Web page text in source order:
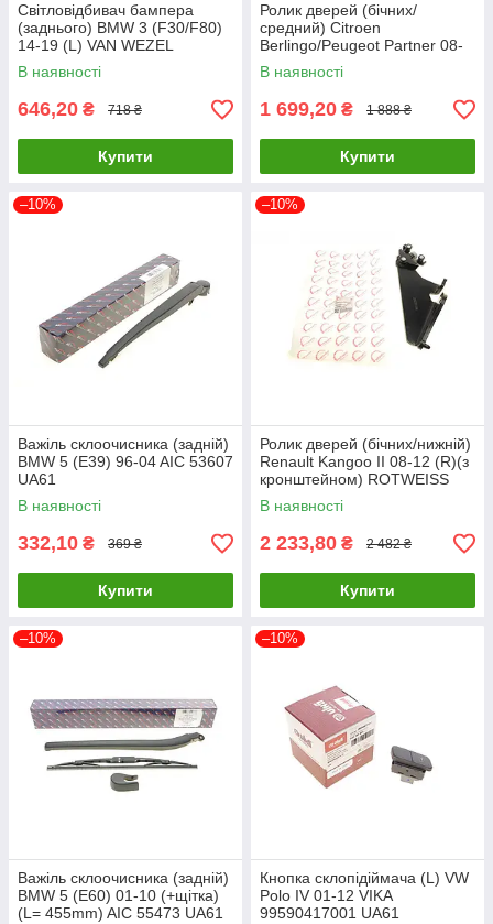
Світловідбивач бампера
(заднього) BMW 3 (F30/F80)
14-19 (L) VAN WEZEL
0693939 UA61
В наявності
646,20 ₴ 718 ₴
Купити
Ролик дверей (бічних/
средний) Citroen
Berlingo/Peugeot Partner 08-
(R) ROTWEISS RWS3002
UA61
В наявності
1 699,20 ₴ 1 888 ₴
Купити
–10%
Важіль склоочисника (задній)
BMW 5 (E39) 96-04 AIC 53607
UA61
В наявності
332,10 ₴ 369 ₴
Купити
–10%
Ролик дверей (бічних/нижній)
Renault Kangoo II 08-12 (R)(з
кронштейном) ROTWEISS
RWS1523 UA61
В наявності
2 233,80 ₴ 2 482 ₴
Купити
–10%
Важіль склоочисника (задній)
BMW 5 (E60) 01-10 (+щітка)
(L= 455mm) AIC 55473 UA61
–10%
Кнопка склопідіймача (L) VW
Polo IV 01-12 VIKA
99590417001 UA61